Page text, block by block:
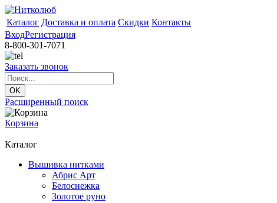
Каталог Доставка и оплата Скидки Контакты
ВходРегистрация
8-800-301-7071
Заказать звонок
Расширенный поиск
Корзина
Каталог
Вышивка нитками
Абрис Арт
Белоснежка
Золотое руно